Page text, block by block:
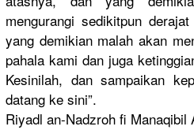
mengurangi sedikitpunderajat
yang demikian malah akan
pahala kami dan juga
Kesinilah, dan sampaikan
datang ke sini”.
Riyadl an-Nadzroh fi Manaqibil